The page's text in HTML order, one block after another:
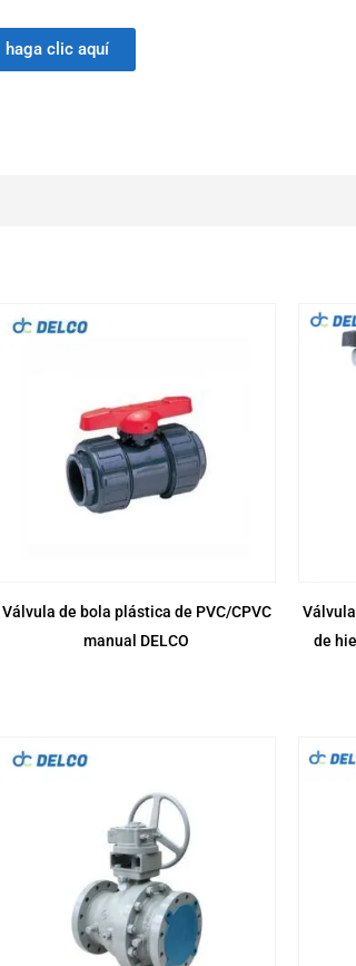
haga clic aquí
Válvula de bola plástica de PVC/CPVC
manual DELCO
de